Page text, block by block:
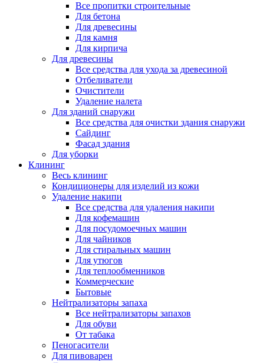
Все пропитки строительные
Для бетона
Для древесины
Для камня
Для кирпича
Для древесины
Все средства для ухода за древесиной
Отбеливатели
Очистители
Удаление налета
Для зданий снаружи
Все средства для очистки здания снаружи
Сайдинг
Фасад здания
Для уборки
Клининг
Весь клининг
Кондиционеры для изделий из кожи
Удаление накипи
Все средства для удаления накипи
Для кофемашин
Для посудомоечных машин
Для чайников
Для стиральных машин
Для утюгов
Для теплообменников
Коммерческие
Бытовые
Нейтрализаторы запаха
Все нейтрализаторы запахов
Для обуви
От табака
Пеногасители
Для пивоварен